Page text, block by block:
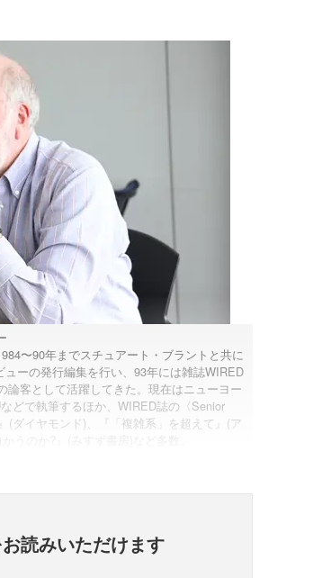
〜90年までスチュアート・ブラントと共に
ーの発行編集を行い、93年には雑誌WIRED
論客として活躍してきた。現在はニューヨー
どで執筆するほか、WIRED誌の〈Senior
(ダイヤモンド)、『「複雑系」を超えて』(ア
読みいただけます